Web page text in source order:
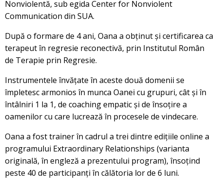
Nonviolentă, sub egida Center for Nonviolent
Communication din SUA.
După o formare de 4 ani, Oana a obținut și certificarea ca
terapeut în regresie reconectivă, prin Institutul Român
de Terapie prin Regresie.
Instrumentele învățate în aceste două domenii se
împletesc armonios în munca Oanei cu grupuri, cât și în
întâlniri 1 la 1, de coaching empatic și de însoțire a
oamenilor cu care lucrează în procesele de vindecare.
Oana a fost trainer în cadrul a trei dintre edițiile online a
programului Extraordinary Relationships (varianta
originală, în engleză a prezentului program), însoțind
peste 40 de participanți în călătoria lor de 6 luni.